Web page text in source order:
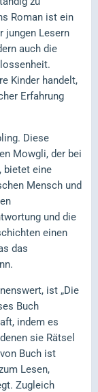
Roman ist ein
jungen Lesern
auch die
Kinder handelt,
Erfahrung
Diese
Mowgli, der bei
bietet eine
Mensch und
und die
einen
das
ist „Die
Buch
indem es
sie Rätsel
Buch ist
Lesen,
Zugleich